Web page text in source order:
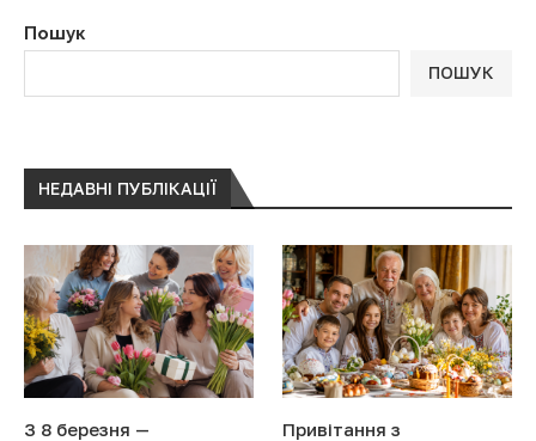
Пошук
ПОШУК
НЕДАВНІ ПУБЛІКАЦІЇ
З 8 березня —
Привітання з